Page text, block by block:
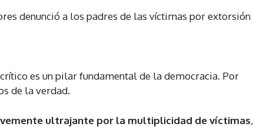
denunció a los padres de las víctimas por extorsión
es un pilar fundamental de la democracia. Por
de la verdad.
ultrajante por la multiplicidad de víctimas,